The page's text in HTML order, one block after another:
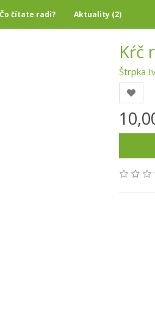
Čo čítate radi? Aktuality (2)
Kŕč
Štrpka